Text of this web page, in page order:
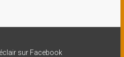
sur Facebook